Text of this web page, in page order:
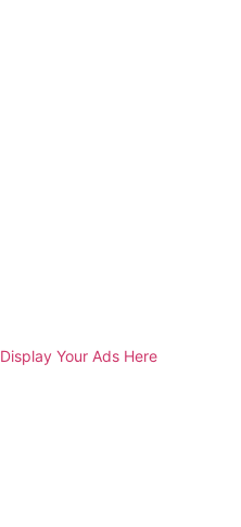
Display Your Ads Here